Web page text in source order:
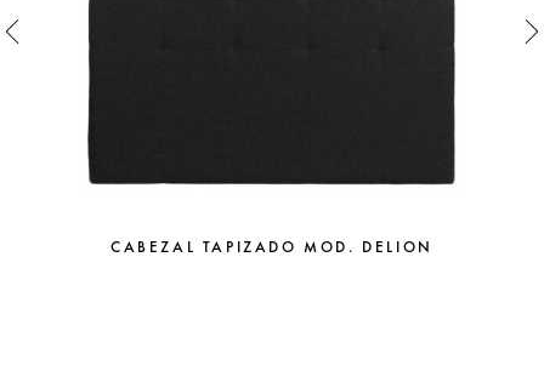
CABEZAL TAPIZADO MOD. DELION